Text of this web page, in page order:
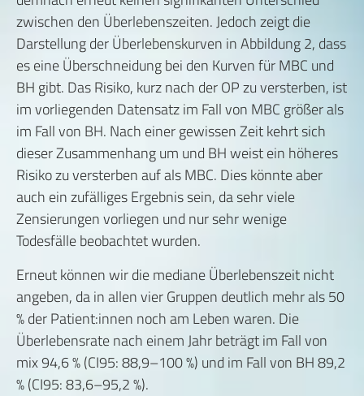
zwischen den Überlebenszeiten. Jedoch zeigt die
Darstellung der Überlebenskurven in Abbildung 2, dass
es eine Überschneidung bei den Kurven für MBC und
BH gibt. Das Risiko, kurz nach der OP zu versterben, ist
im vorliegenden Datensatz im Fall von MBC größer als
im Fall von BH. Nach einer gewissen Zeit kehrt sich
dieser Zusammenhang um und BH weist ein höheres
Risiko zu versterben auf als MBC. Dies könnte aber
auch ein zufälliges Ergebnis sein, da sehr viele
Zensierungen vorliegen und nur sehr wenige
Todesfälle beobachtet wurden.
Erneut können wir die mediane Überlebenszeit nicht
angeben, da in allen vier Gruppen deutlich mehr als 50
% der Patient:innen noch am Leben waren. Die
Überlebensrate nach einem Jahr beträgt im Fall von
mix 94,6 % (CI95: 88,9–100 %) und im Fall von BH 89,2
% (CI95: 83,6–95,2 %).